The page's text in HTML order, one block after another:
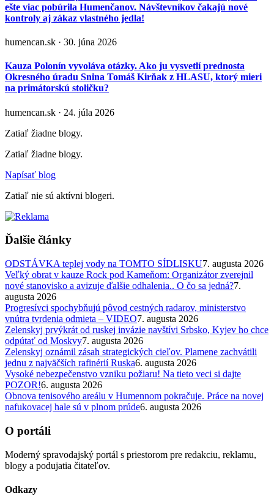
ešte viac pobúrila Humenčanov. Návštevníkov čakajú nové
kontroly aj zákaz vlastného jedla!
humencan.sk · 30. júna 2026
Kauza Polonín vyvoláva otázky. Ako ju vysvetlí prednosta
Okresného úradu Snina Tomáš Kirňak z HLASU, ktorý mieri
na primátorskú stoličku?
humencan.sk · 24. júla 2026
Zatiaľ žiadne blogy.
Zatiaľ žiadne blogy.
Napísať blog
Zatiaľ nie sú aktívni blogeri.
Ďalšie články
ODSTÁVKA teplej vody na TOMTO SÍDLISKU7. augusta 2026
Veľký obrat v kauze Rock pod Kameňom: Organizátor zverejnil
nové stanovisko a avizuje ďalšie odhalenia.. O čo sa jedná?7.
augusta 2026
Progresívci spochybňujú pôvod cestných radarov, ministerstvo
vnútra tvrdenia odmieta – VIDEO7. augusta 2026
Zelenskyj prvýkrát od ruskej invázie navštívi Srbsko, Kyjev ho chce
odpútať od Moskvy7. augusta 2026
Zelenskyj oznámil zásah strategických cieľov. Plamene zachvátili
jednu z najväčších rafinérií Ruska6. augusta 2026
Vysoké nebezpečenstvo vzniku požiaru! Na tieto veci si dajte
POZOR!6. augusta 2026
Obnova tenisového areálu v Humennom pokračuje. Práce na novej
nafukovacej hale sú v plnom prúde6. augusta 2026
O portáli
Moderný spravodajský portál s priestorom pre redakciu, reklamu,
blogy a podujatia čitateľov.
Odkazy